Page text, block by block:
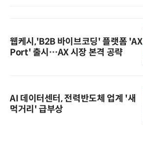
웹케시,'B2B 바이브코딩' 플랫폼 'AX
Port' 출시…AX 시장 본격 공략
AI 데이터센터, 전력반도체 업계 '새
먹거리' 급부상